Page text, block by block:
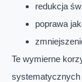
redukcja
poprawa
Te wymierne
systematycznych